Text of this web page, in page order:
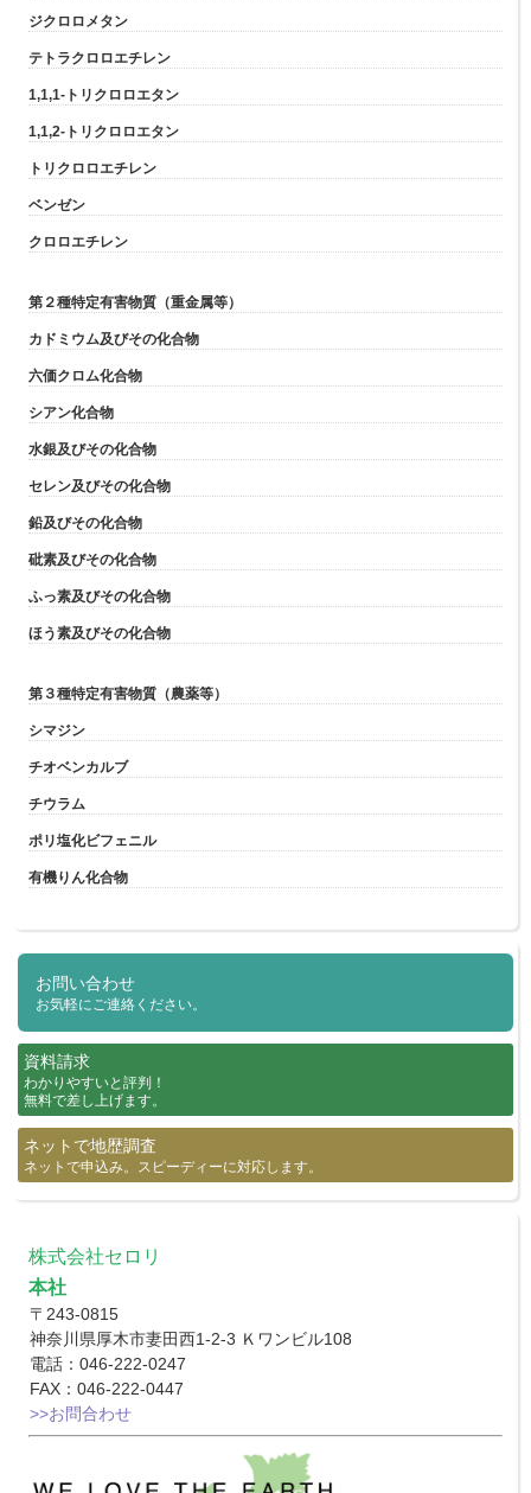
ジクロロメタン
テトラクロロエチレン
1,1,1-トリクロロエタン
1,1,2-トリクロロエタン
トリクロロエチレン
ベンゼン
クロロエチレン
第２種特定有害物質（重金属等）
カドミウム及びその化合物
六価クロム化合物
シアン化合物
水銀及びその化合物
セレン及びその化合物
鉛及びその化合物
砒素及びその化合物
ふっ素及びその化合物
ほう素及びその化合物
第３種特定有害物質（農薬等）
シマジン
チオベンカルブ
チウラム
ポリ塩化ビフェニル
有機りん化合物
お問い合わせ
お気軽にご連絡ください。
資料請求
わかりやすいと評判！
無料で差し上げます。
ネットで地歴調査
ネットで申込み。スピーディーに対応します。
株式会社セロリ
本社
〒243-0815
神奈川県厚木市妻田西1-2-3 Ｋワンビル108
電話：046-222-0247
FAX：046-222-0447
>>お問合わせ